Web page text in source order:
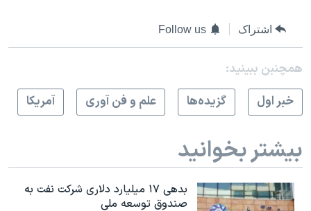
اشتراک Follow us
همچنبن ببینید:
خبر اول
گزيده‌ها علم و فن آوری آمريکا
بیشتر بخوانید
بدهی ۱۷ میلیارد دلاری شرکت نفت به
صندوق توسعه ملی